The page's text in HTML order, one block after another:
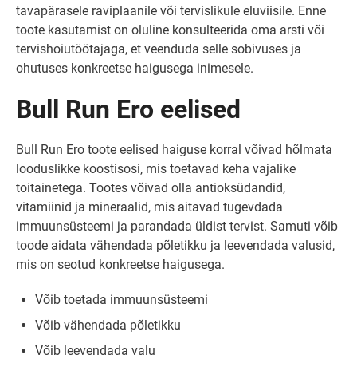
tavapärasele raviplaanile või tervislikule eluviisile. Enne
toote kasutamist on oluline konsulteerida oma arsti või
tervishoiutöötajaga, et veenduda selle sobivuses ja
ohutuses konkreetse haigusega inimesele.
Bull Run Ero eelised
Bull Run Ero toote eelised haiguse korral võivad hõlmata
looduslikke koostisosi, mis toetavad keha vajalike
toitainetega. Tootes võivad olla antioksüdandid,
vitamiinid ja mineraalid, mis aitavad tugevdada
immuunsüsteemi ja parandada üldist tervist. Samuti võib
toode aidata vähendada põletikku ja leevendada valusid,
mis on seotud konkreetse haigusega.
Võib toetada immuunsüsteemi
Võib vähendada põletikku
Võib leevendada valu